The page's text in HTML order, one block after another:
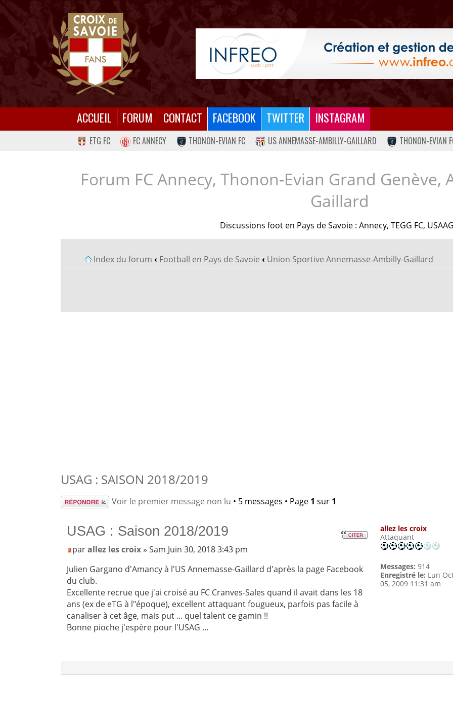
ACCUEIL FORUM CONTACT FACEBOOK TWITTER INSTAGRAM
ETG FC FC ANNECY THONON-EVIAN FC US ANNEMASSE-AMBILLY-GAILLARD THONON-EVIAN
Forum FC Annecy, Thonon-Evian Grand Genève,
Gaillard
Discussions foot en Pays de Savoie : Annecy, TEGG FC,
Index du forum ‹ Football en Pays de Savoie ‹ Union Sportive Annemasse-Ambilly-Gaillard
USAG : SAISON 2018/2019
Répondre Voir le premier message non lu • 5 messages • Page 1 sur 1
USAG : Saison 2018/2019
parallez les croix» Sam Juin 30, 2018 3:43 pm
Julien Gargano d'Amancy à l'US Annemasse-Gaillard d'après la page Facebook
du club.
Excellente recrue que j'ai croisé au FC Cranves-Sales quand il avait dans les 18
ans (ex de eTG à l"époque), excellent attaquant fougueux, parfois pas facile à
canaliser à cet âge, mais put ... quel talent ce gamin !!
Bonne pioche j'espère pour l'USAG ...
allez les croix
Attaquant
Messages: 914
Enregistré le: Lun
05, 2009 11:31 am